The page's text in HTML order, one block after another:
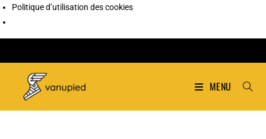
Politique d’utilisation des cookies
MENU